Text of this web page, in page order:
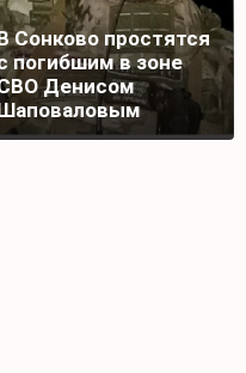
Сонково простятся
погибшим в зоне
Денисом